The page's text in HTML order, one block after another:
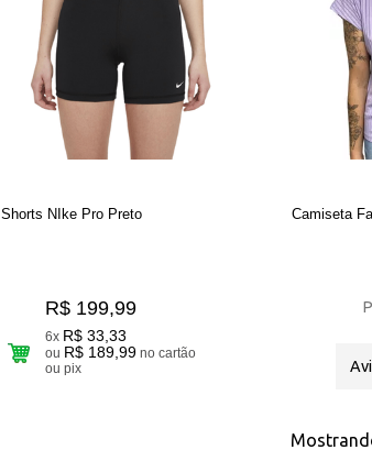
Shorts NIke Pro Preto
R$ 199,99
6x R$ 33,33
ou R$ 189,99 no cartão
ou pix
Camiseta